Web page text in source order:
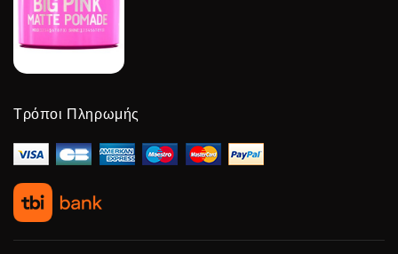
Τρόποι Πληρωμής